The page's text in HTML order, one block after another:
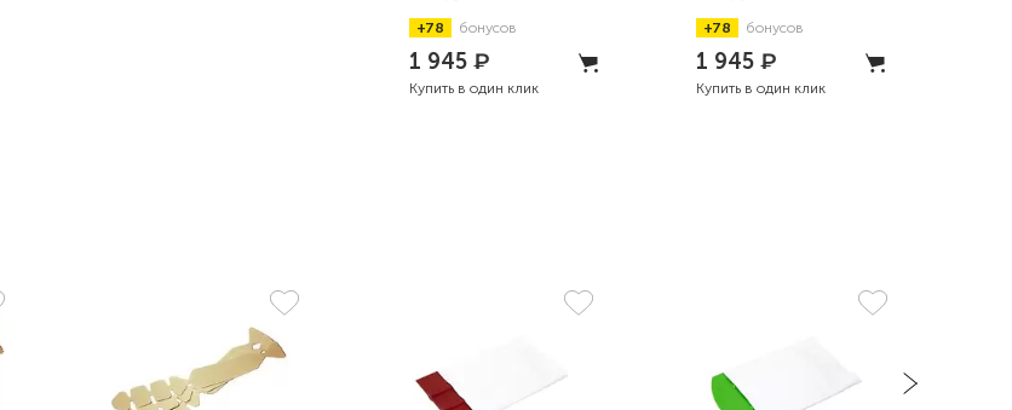
72, золотой
+78 бонусов
1 945 ₽
Купить в один клик
82, оранжевый
+78 бонусов
1 945 ₽
Купить в один клик